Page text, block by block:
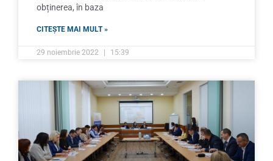
obținerea, în baza
CITEȘTE MAI MULT »
29 noiembrie 2022 15:39